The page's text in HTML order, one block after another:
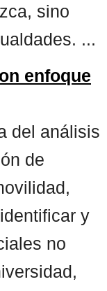
sino
...
enfoque
del análisis
de
y
no